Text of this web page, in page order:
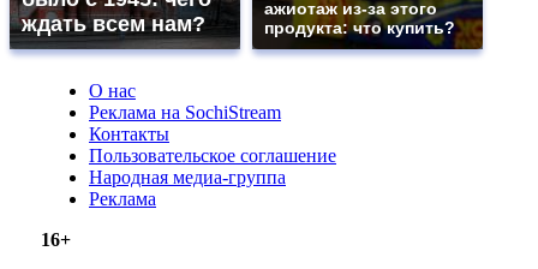
ждать всем нам?
ажиотаж из-за этого
продукта: что купить?
О нас
Реклама на SochiStream
Контакты
Пользовательское соглашение
Народная медиа-группа
Реклама
16+